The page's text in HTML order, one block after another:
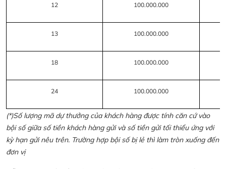
12 100.000.000
13 100.000.000
18 100.000.000
24 100.000.000
(*)Số lượng mã dự thưởng của khách hàng được tính căn cứ vào
bội số giữa số tiền khách hàng gửi và số tiền gửi tối thiểu ứng với
kỳ hạn gửi nêu trên. Trường hợp bội số bị lẻ thì làm tròn xuống đến
đơn vị